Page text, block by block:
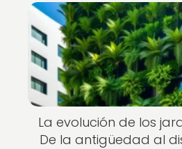
La evolución de los
De la antigüedad al